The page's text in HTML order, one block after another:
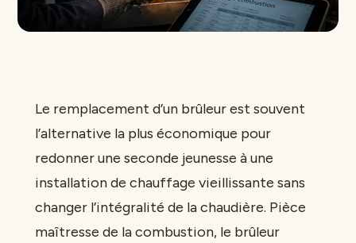
Le remplacement d’un brûleur est souvent
l’alternative la plus économique pour
redonner une seconde jeunesse à une
installation de chauffage vieillissante sans
changer l’intégralité de la chaudière. Pièce
maîtresse de la combustion, le brûleur